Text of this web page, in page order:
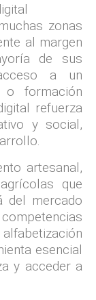
zonas
al margen
de sus
a un
o formación
refuerza
y social,
artesanal,
que
del mercado
esencial
y acceder a